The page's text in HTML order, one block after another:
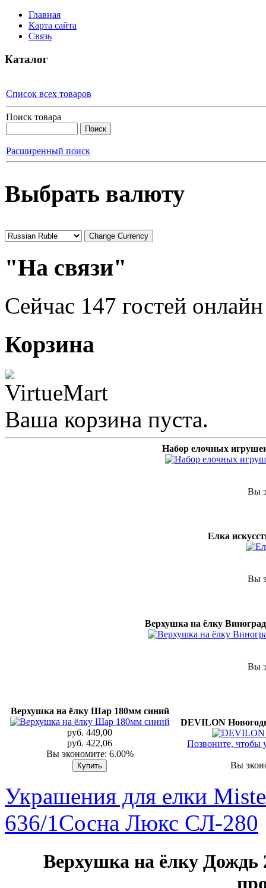
Главная
Карта сайта
Связь
Каталог
Список всех товаров
Поиск товара
Расширенный поиск
Выбрать валюту
"На связи"
Сейчас 147 гостей онлайн
Корзина
Ваша корзина пуста.
Набор елочных
Вы
Елка
Вы
Верхушка на ёлку
Вы
Верхушка на ёлку Шар 180мм синий
руб. 449,00
руб. 422,06
Вы экономите: 6.00%
DEVILON
Позвоните, чтобы
Вы
Украшения для елки
636/1Сосна Люкс СЛ-280
Верхушка на ёлку Дождь